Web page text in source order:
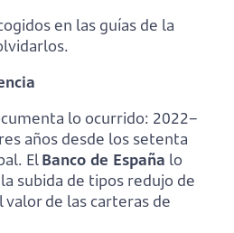
en las guías de la
lo ocurrido: 2022–
años desde los setenta
ElBanco de España lo
subida de tipos redujo de
de las carteras de